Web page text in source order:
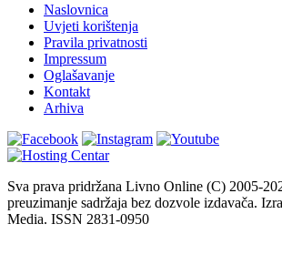
Naslovnica
Uvjeti korištenja
Pravila privatnosti
Impressum
Oglašavanje
Kontakt
Arhiva
Sva prava pridržana Livno Online (C) 2005-
preuzimanje sadržaja bez dozvole izdavača.
Media. ISSN 2831-0950